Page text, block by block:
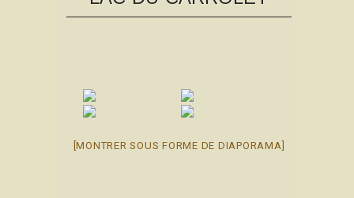
[MONTRER SOUS FORME DE DIAPORAMA]